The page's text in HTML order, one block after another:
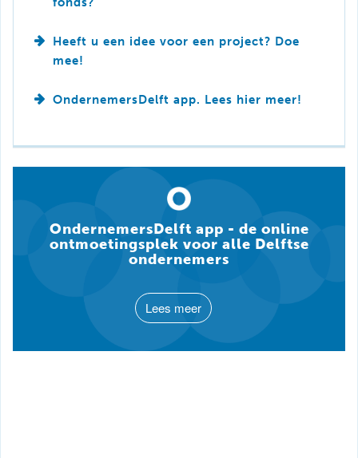
Heeft u een idee voor een project? Doe
mee!
OndernemersDelft app. Lees hier meer!
OndernemersDelft app - de online
ontmoetingsplek voor alle Delftse
ondernemers
Lees meer